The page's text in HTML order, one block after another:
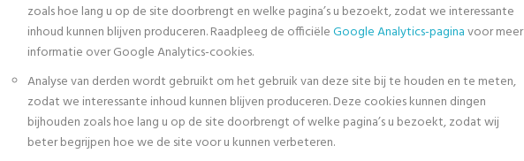
zoals hoe lang u op de site doorbrengt en welke pagina’s u bezoekt, zodat we interessante
inhoud kunnen blijven produceren. Raadpleeg de officiëleGoogle Analytics-paginavoor meer
informatie over Google Analytics-cookies.
Analyse van derden wordt gebruikt om het gebruik van deze site bij te houden en te meten,
zodat we interessante inhoud kunnen blijven produceren. Deze cookies kunnen dingen
bijhouden zoals hoe lang u op de site doorbrengt of welke pagina’s u bezoekt, zodat wij
beter begrijpen hoe we de site voor u kunnen verbeteren.